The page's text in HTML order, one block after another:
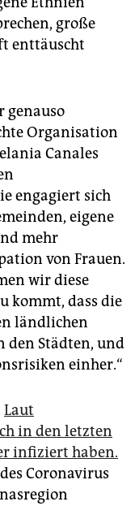
große
enttäuscht
genauso
Organisation
Canales
engagiert sich
eigene
mehr
von Frauen.
wir diese
kommt, dass die
ländlichen
den Städten, und
einher.“
Laut
in den letzten
infiziert haben.
Coronavirus